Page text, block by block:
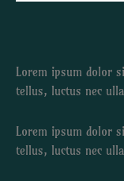
Lorem ipsum dolor
tellus, luctus nec
Lorem ipsum dolor
tellus, luctus nec